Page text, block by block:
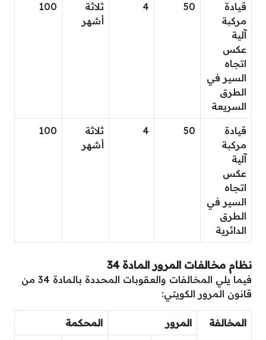
قيادة
مركبة
آلية
عكس
اتجاه
السير في
الطرق
السريعة
50
4
ثلاثة
أشهر
100
قيادة
مركبة
آلية
عكس
اتجاه
السير في
الطرق
الدائرية
50
4
ثلاثة
أشهر
100
نظام مخالفات المرور المادة 34
فيما يلي المخالفات والعقوبات المحددة بالمادة 34 من
قانون المرور الكويتي:
المخالفة المرور المحكمة